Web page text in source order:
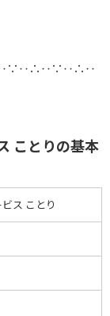
ことりの基本
ス ことり